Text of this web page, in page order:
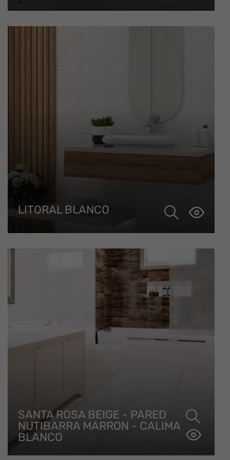
LITORAL BLANCO
SANTA ROSA BEIGE - PARED
NUTIBARRA MARRON - CALIMA
BLANCO